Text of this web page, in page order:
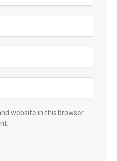
website in this browser